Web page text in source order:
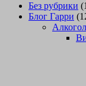
Без рубрики
Блог Гарри